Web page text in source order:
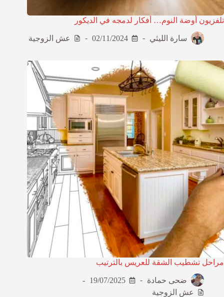
تلفزيون أوضة النوم… أفكار لدمجه في الديكور
سارة الليثي 02/11/2024 عش الزوجية
مراحل تشطيب الشقة للعريس بالترتيب
ضحى حمادة
19/07/2025
عش الزوجية